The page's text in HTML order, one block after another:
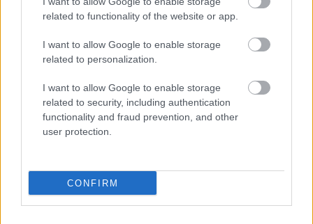
related to functionality of the website or app.
I want to allow Google to enable storage
related to personalization.
I want to allow Google to enable storage
related to security, including authentication
functionality and fraud prevention, and other
user protection.
CONFIRM
Elkezdődött a Vizcayai-öblön áthaladó, több mint 300 kilométer
hosszú, a francia és a spanyol villamosenergia-hálózat
telepítése. A kivitelezést egy speciális kábelfektető hajó végzi: a
11 ezer tonna kábel befogadására képes jármű helyenként 140
projektként támogatja a hálózat kiépítését.
Iparági hírek